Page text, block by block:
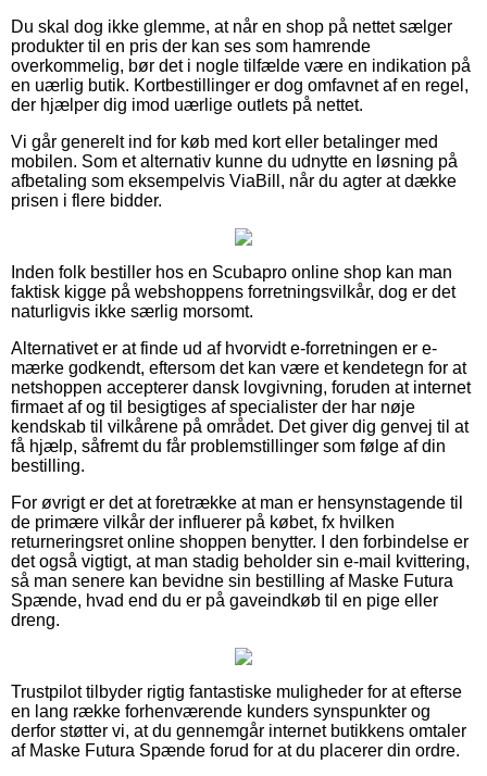
Du skal dog ikke glemme, at når en shop på nettet sælger
produkter til en pris der kan ses som hamrende
overkommelig, bør det i nogle tilfælde være en indikation på
en uærlig butik. Kortbestillinger er dog omfavnet af en regel,
der hjælper dig imod uærlige outlets på nettet.
Vi går generelt ind for køb med kort eller betalinger med
mobilen. Som et alternativ kunne du udnytte en løsning på
afbetaling som eksempelvis ViaBill, når du agter at dække
prisen i flere bidder.
Inden folk bestiller hos en Scubapro online shop kan man
faktisk kigge på webshoppens forretningsvilkår, dog er det
naturligvis ikke særlig morsomt.
Alternativet er at finde ud af hvorvidt e-forretningen er e-
mærke godkendt, eftersom det kan være et kendetegn for at
netshoppen accepterer dansk lovgivning, foruden at internet
firmaet af og til besigtiges af specialister der har nøje
kendskab til vilkårene på området. Det giver dig genvej til at
få hjælp, såfremt du får problemstillinger som følge af din
bestilling.
For øvrigt er det at foretrække at man er hensynstagende til
de primære vilkår der influerer på købet, fx hvilken
returneringsret online shoppen benytter. I den forbindelse er
det også vigtigt, at man stadig beholder sin e-mail kvittering,
så man senere kan bevidne sin bestilling af Maske Futura
Spænde, hvad end du er på gaveindkøb til en pige eller
dreng.
Trustpilot tilbyder rigtig fantastiske muligheder for at efterse
en lang række forhenværende kunders synspunkter og
derfor støtter vi, at du gennemgår internet butikkens omtaler
af Maske Futura Spænde forud for at du placerer din ordre.